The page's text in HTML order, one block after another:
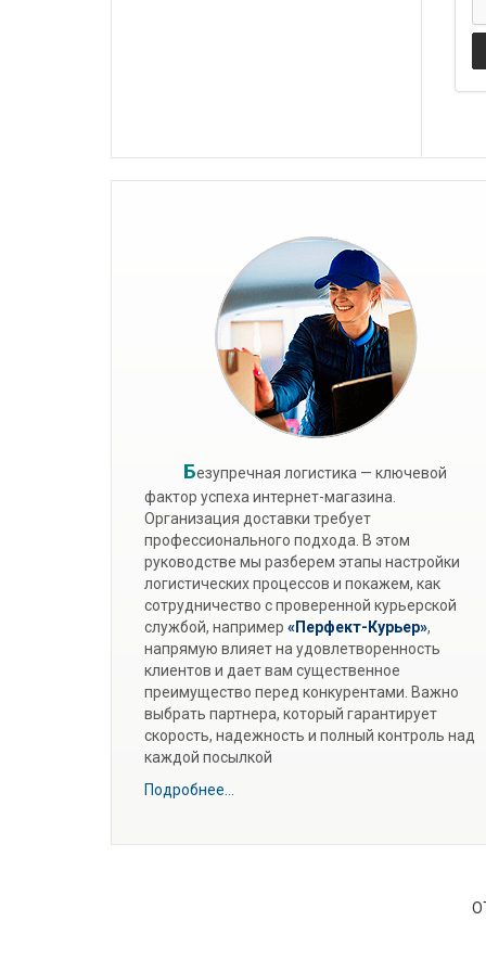
Безупречная логистика — ключевой
фактор успеха интернет-магазина.
Организация доставки требует
профессионального подхода. В этом
руководстве мы разберем этапы настройки
логистических процессов и покажем, как
сотрудничество с проверенной курьерской
службой, например «Перфект-Курьер»,
напрямую влияет на удовлетворенность
клиентов и дает вам существенное
преимущество перед конкурентами. Важно
выбрать партнера, который гарантирует
скорость, надежность и полный контроль над
каждой посылкой
Подробнее...